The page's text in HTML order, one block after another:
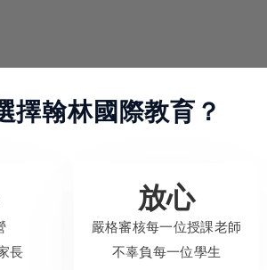
擇翰林國際教育？
長
放心
嚴格審核每一位授課老師
不辜負每一位學生